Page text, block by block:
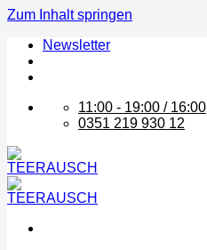
Zum Inhalt springen
Newsletter
11:00 - 19:00 / 16:00
0351 219 930 12